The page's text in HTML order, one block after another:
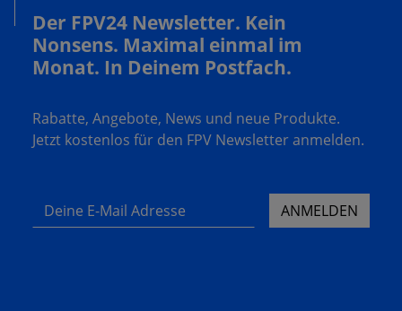
Der FPV24 Newsletter. Kein
Nonsens. Maximal einmal im
Monat. In Deinem Postfach.
Rabatte, Angebote, News und neue Produkte.
Jetzt kostenlos für den FPV Newsletter anmelden.
Deine E-Mail Adresse ANMELDEN